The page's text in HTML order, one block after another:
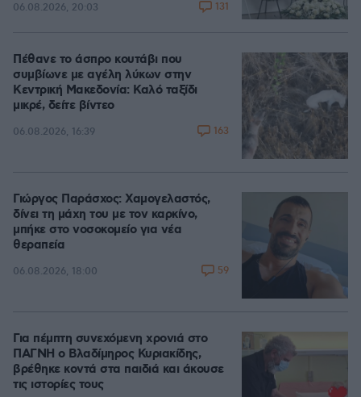
06.08.2026, 20:03 131
Πέθανε το άσπρο κουτάβι που
συμβίωνε με αγέλη λύκων στην
Κεντρική Μακεδονία: Καλό ταξίδι
μικρέ, δείτε βίντεο
06.08.2026, 16:39 163
Γιώργος Παράσχος: Χαμογελαστός,
δίνει τη μάχη του με τον καρκίνο,
μπήκε στο νοσοκομείο για νέα
θεραπεία
06.08.2026, 18:00 59
Για πέμπτη συνεχόμενη χρονιά στο
ΠΑΓΝΗ ο Βλαδίμηρος Κυριακίδης,
βρέθηκε κοντά στα παιδιά και άκουσε
τις ιστορίες τους